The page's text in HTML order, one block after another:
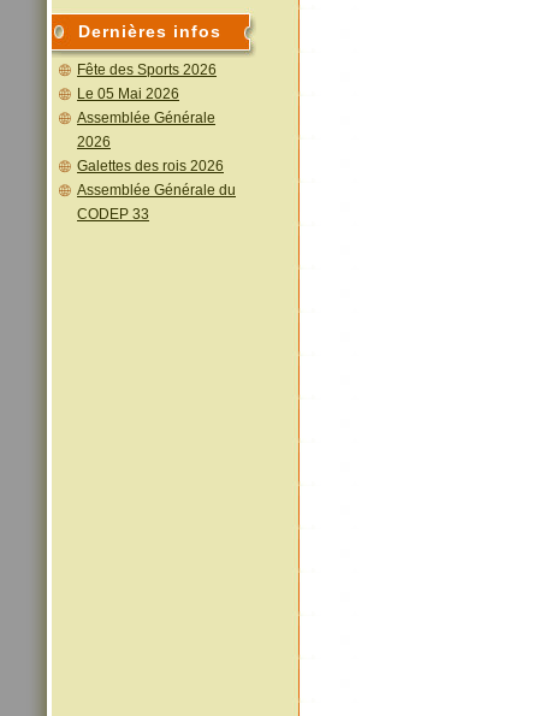
Dernières infos
Fête des Sports 2026
Le 05 Mai 2026
Assemblée Générale
2026
Galettes des rois 2026
Assemblée Générale du
CODEP 33